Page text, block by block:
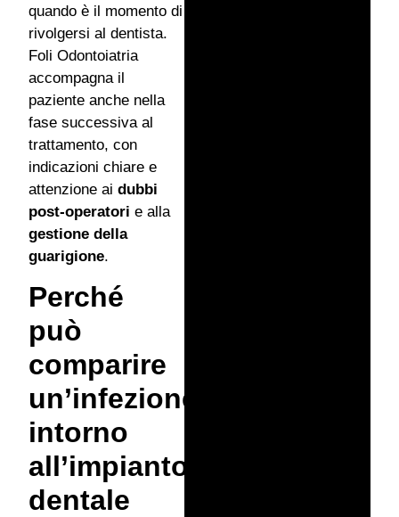
quando è il momento di
rivolgersi al dentista.
Foli Odontoiatria
accompagna il
paziente anche nella
fase successiva al
trattamento, con
indicazioni chiare e
attenzione ai dubbi
post-operatori e alla
gestione della
guarigione.
Perché
può
comparire
un’infezione
intorno
all’impianto
dentale